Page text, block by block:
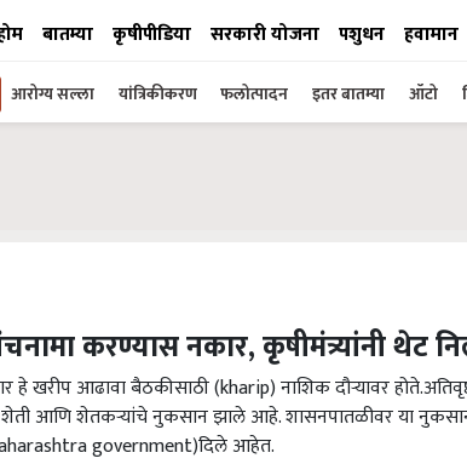
बातम्या कृषीपीडिया सरकारी योजना पशुधन हवामान
आरोग्य सल्ला यांत्रिकीकरण फलोत्पादन इतर बातम्या ऑटो
करण्यास नकार, कृषीमंत्र्यांनी थेट
हे खरीप आढावा बैठकीसाठी (kharip) नाशिक दौऱ्यावर
आणि शेतकऱ्यांचे नुकसान झाले आहे. शासनपातळीवर या
government)दिले आहेत.